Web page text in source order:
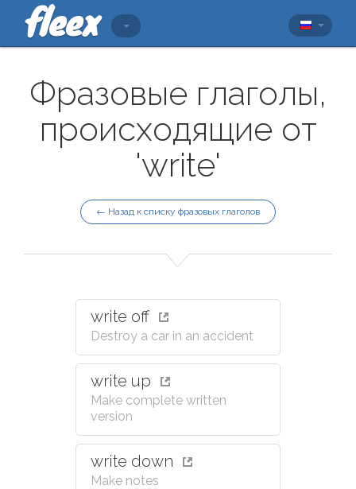
Фразовые глаголы,
происходящие от
'write'
← Назад к списку фразовых глаголов
write off
Destroy a car in an accident
write up
Make complete written
version
write down
Make notes